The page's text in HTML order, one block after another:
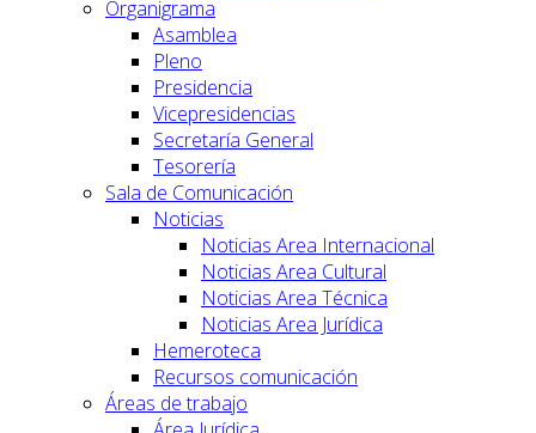
Organigrama
Asamblea
Pleno
Presidencia
Vicepresidencias
Secretaría General
Tesorería
Sala de Comunicación
Noticias
Noticias Area Internacional
Noticias Area Cultural
Noticias Area Técnica
Noticias Area Jurídica
Hemeroteca
Recursos comunicación
Áreas de trabajo